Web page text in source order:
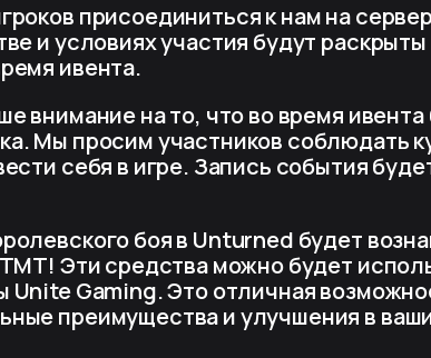
присоединиться к нам на
и условиях участия будут раскрыты
ивента.
внимание на то, что во время ивента
Мы просим участников соблюдать
себя в игре. Запись события
боя в Unturned будет
Эти средства можно будет
Gaming. Это отличная
преимущества и улучшения в